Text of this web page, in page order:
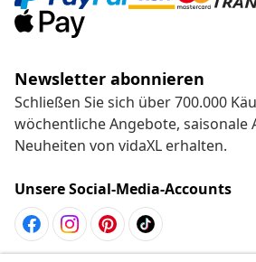
Newsletter abonnieren
Schließen Sie sich über 700.000
wöchentliche Angebote, saisonale
Neuheiten von vidaXL erhalten.
Unsere Social-Media-Accounts